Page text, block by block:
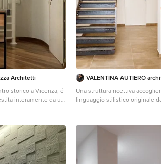
Architetti
storico a Vicenza, é
interamente da un
al piano
VALENTINA AUTIERO
Una struttura ricettiva
linguaggio stilistico originale
comunicativo dell’intera
solarium posto in copertura.
ferro naturale fissate a sbalzo